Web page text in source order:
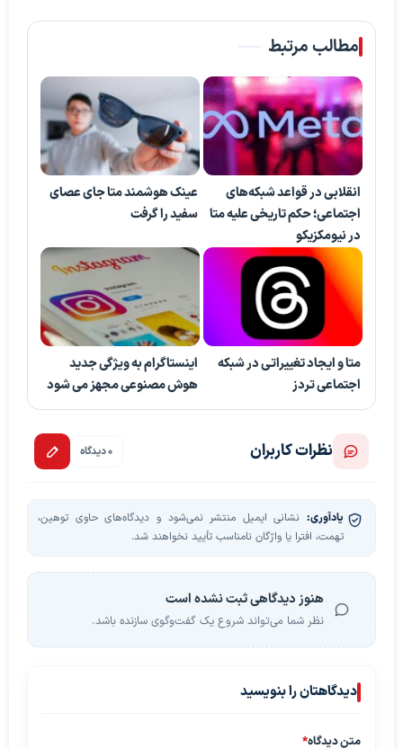
مطالب مرتبط
انقلابی در قواعد شبکه‌های
اجتماعی؛ حکم تاریخی علیه متا
در نیومکزیکو
عینک هوشمند متا جای ‎عصای
سفید را گرفت
متا و ایجاد تغییراتی در شبکه
اجتماعی تردز
اینستاگرام به ویژگی جدید
هوش مصنوعی مجهز می شود
نظرات کاربران 0 دیدگاه
یادآوری: نشانی ایمیل منتشر نمی‌شود و دیدگاه‌های حاوی توهین،
تهمت، افترا یا واژگان نامناسب تأیید نخواهند شد.
هنوز دیدگاهی ثبت نشده است
نظر شما می‌تواند شروع یک گفت‌وگوی سازنده باشد.
دیدگاهتان را بنویسید
متن دیدگاه*